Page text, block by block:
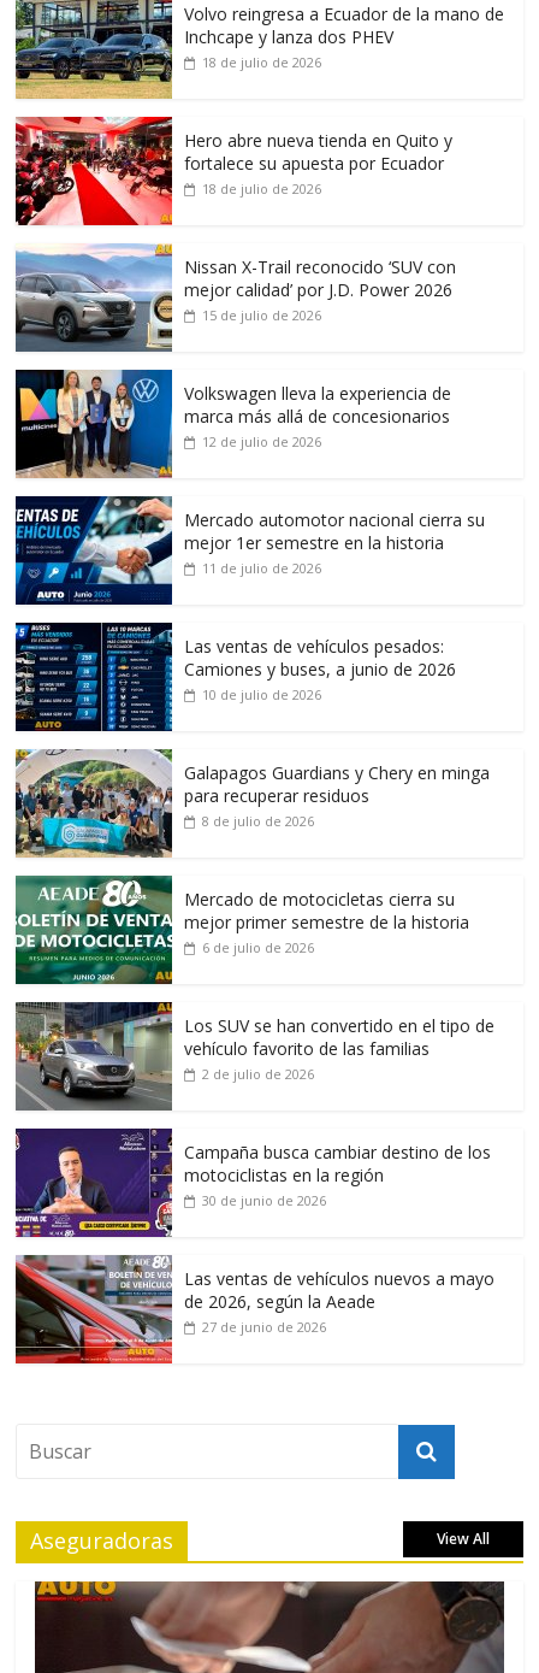
Volvo reingresa a Ecuador de la mano de
Inchcape y lanza dos PHEV
18 de julio de 2026
Hero abre nueva tienda en Quito y
fortalece su apuesta por Ecuador
18 de julio de 2026
Nissan X-Trail reconocido ‘SUV con
mejor calidad’ por J.D. Power 2026
15 de julio de 2026
Volkswagen lleva la experiencia de
marca más allá de concesionarios
12 de julio de 2026
Mercado automotor nacional cierra su
mejor 1er semestre en la historia
11 de julio de 2026
Las ventas de vehículos pesados:
Camiones y buses, a junio de 2026
10 de julio de 2026
Galapagos Guardians y Chery en minga
para recuperar residuos
8 de julio de 2026
Mercado de motocicletas cierra su
mejor primer semestre de la historia
6 de julio de 2026
Los SUV se han convertido en el tipo de
vehículo favorito de las familias
2 de julio de 2026
Campaña busca cambiar destino de los
motociclistas en la región
30 de junio de 2026
Las ventas de vehículos nuevos a mayo
de 2026, según la Aeade
27 de junio de 2026
Aseguradoras View All